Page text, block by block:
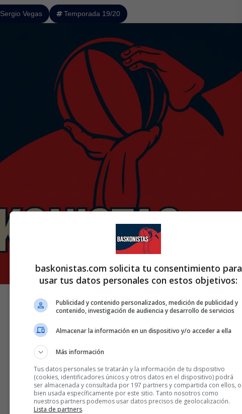
Sergio Vegas Temporada 19/20
baskonistas.com solicita tu consentimiento para
usar tus datos personales con estos objetivos:
Publicidad y contenido personalizados, medición de publicidad y
contenido, investigación de audiencia y desarrollo de servicios
Almacenar la información en un dispositivo y/o acceder a ella
Más información
Tus datos personales se tratarán y la información de tu dispositivo
(cookies, identificadores únicos y otros datos en el dispositivo) podrá
ser almacenada y consultada por 197 partners y compartida con ellos, o
bien usada específicamente por este sitio. Tanto nosotros como
nuestros partners podemos usar datos precisos de geolocalización.
Lista de partners.